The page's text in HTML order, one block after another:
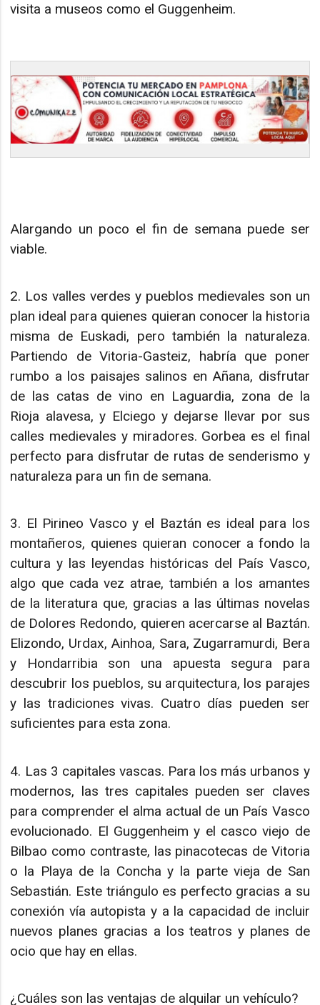
visita a museos como el Guggenheim.
Alargando un poco el fin de semana puede ser
viable.
2. Los valles verdes y pueblos medievales son un
plan ideal para quienes quieran conocer la historia
misma de Euskadi, pero también la naturaleza.
Partiendo de Vitoria-Gasteiz, habría que poner
rumbo a los paisajes salinos en Añana, disfrutar
de las catas de vino en Laguardia, zona de la
Rioja alavesa, y Elciego y dejarse llevar por sus
calles medievales y miradores. Gorbea es el final
perfecto para disfrutar de rutas de senderismo y
naturaleza para un fin de semana.
3. El Pirineo Vasco y el Baztán es ideal para los
montañeros, quienes quieran conocer a fondo la
cultura y las leyendas históricas del País Vasco,
algo que cada vez atrae, también a los amantes
de la literatura que, gracias a las últimas novelas
de Dolores Redondo, quieren acercarse al Baztán.
Elizondo, Urdax, Ainhoa, Sara, Zugarramurdi, Bera
y Hondarribia son una apuesta segura para
descubrir los pueblos, su arquitectura, los parajes
y las tradiciones vivas. Cuatro días pueden ser
suficientes para esta zona.
4. Las 3 capitales vascas. Para los más urbanos y
modernos, las tres capitales pueden ser claves
para comprender el alma actual de un País Vasco
evolucionado. El Guggenheim y el casco viejo de
Bilbao como contraste, las pinacotecas de Vitoria
o la Playa de la Concha y la parte vieja de San
Sebastián. Este triángulo es perfecto gracias a su
conexión vía autopista y a la capacidad de incluir
nuevos planes gracias a los teatros y planes de
ocio que hay en ellas.
¿Cuáles son las ventajas de alquilar un vehículo?